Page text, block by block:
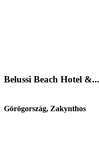
Belussi Beach Hotel &...
Görögország, Zakynthos